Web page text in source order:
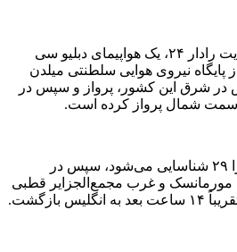
طبق پایگاه ردیابی پرواز فلایت رادار ۲۴، یک هواپیمای دبلیو سی
از پایگاه نیروی هوایی سلطنتی میلدن
در شرق این کشور، پرواز و سپس در
سمت شمال پرواز کرده است.
این هواپیما که با علامت کبرا ۲۹ شناسایی می‌شود، سپس در
مورمانسک و غرب مجمع‌الجزایر قطبی
بازگشت.